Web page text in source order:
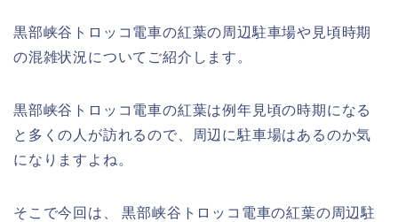
黒部峡谷トロッコ電車の紅葉の周辺駐車場や見頃時期
の混雑状況についてご紹介します。
黒部峡谷トロッコ電車の紅葉は例年見頃の時期になる
と多くの人が訪れるので、周辺に駐車場はあるのか気
になりますよね。
そこで今回は、 黒部峡谷トロッコ電車の紅葉の周辺駐